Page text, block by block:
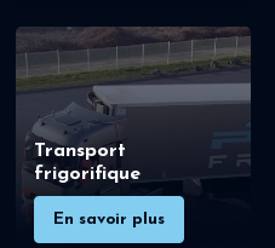
Transport
frigorifique
En savoir plus